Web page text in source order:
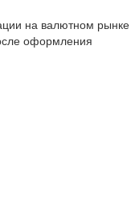
на валютном рынке
оформления